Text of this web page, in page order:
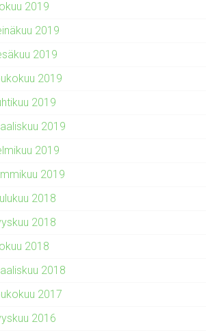
2019
2019
2019
2019
2019
2019
2019
2019
2018
2018
2018
2018
2017
2016